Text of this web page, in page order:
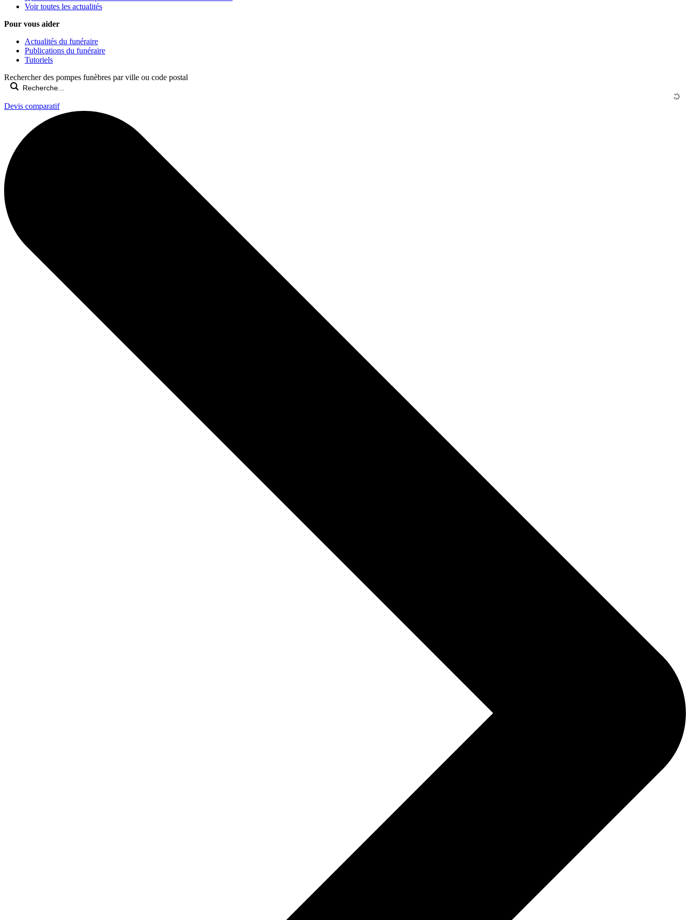
Voir toutes les actualités
Pour vous aider
Actualités du funéraire
Publications du funéraire
Tutoriels
Rechercher des pompes funèbres par ville ou code postal
Devis comparatif